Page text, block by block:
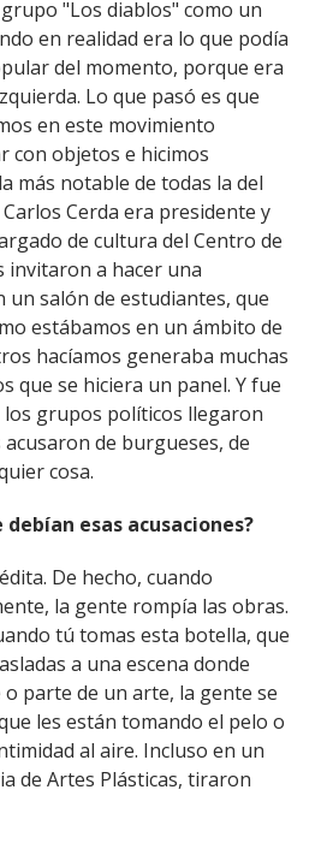
"Los diablos" como un
en realidad era lo que podía
del momento, porque era
Lo que pasó es que
en este movimiento
con objetos e hicimos
más notable de todas la del
Cerda era presidente y
de cultura del Centro de
invitaron a hacer una
un salón de estudiantes, que
estábamos en un ámbito de
hacíamos generaba muchas
que se hiciera un panel. Y fue
grupos políticos llegaron
de burgueses, de
cosa.
debían esas acusaciones?
De hecho, cuando
la gente rompía las obras.
tú tomas esta botella, que
a una escena donde
parte de un arte, la gente se
les están tomando el pelo o
al aire. Incluso en un
de Artes Plásticas, tiraron